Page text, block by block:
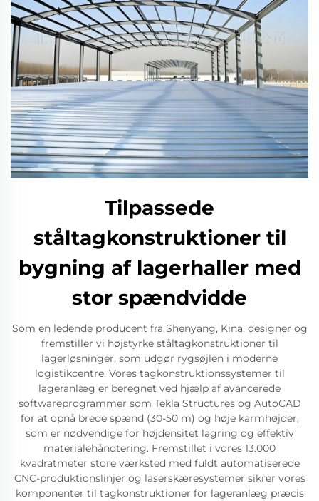
Tilpassede
ståltagkonstruktioner til
bygning af lagerhaller med
stor spændvidde
Som en ledende producent fra Shenyang, Kina, designer og
fremstiller vi højstyrke ståltagkonstruktioner til
lagerløsninger, som udgør rygsøjlen i moderne
logistikcentre. Vores tagkonstruktionssystemer til
lageranlæg er beregnet ved hjælp af avancerede
softwareprogrammer som Tekla Structures og AutoCAD
for at opnå brede spænd (30-50 m) og høje karmhøjder,
som er nødvendige for højdensitet lagring og effektiv
materialehåndtering. Fremstillet i vores 13.000
kvadratmeter store værksted med fuldt automatiserede
CNC-produktionslinjer og laserskæresystemer sikrer vores
komponenter til tagkonstruktioner for lageranlæg præcis